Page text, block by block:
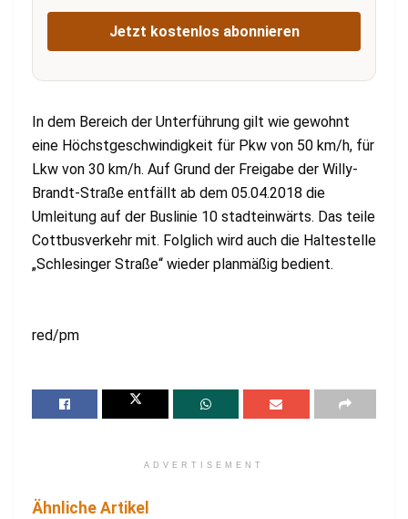
Jetzt kostenlos abonnieren
In dem Bereich der Unterführung gilt wie gewohnt
eine Höchstgeschwindigkeit für Pkw von 50 km/h, für
Lkw von 30 km/h. Auf Grund der Freigabe der Willy-
Brandt-Straße entfällt ab dem 05.04.2018 die
Umleitung auf der Buslinie 10 stadteinwärts. Das teile
Cottbusverkehr mit. Folglich wird auch die Haltestelle
„Schlesinger Straße“ wieder planmäßig bedient.
red/pm
ADVERTISEMENT
Ähnliche Artikel